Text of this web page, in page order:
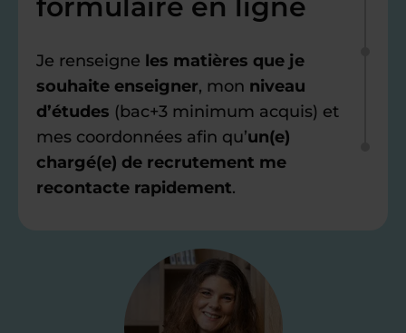
formulaire en ligne
Je renseigne les matières que je
souhaite enseigner, mon niveau
d’études (bac+3 minimum acquis) et
mes coordonnées afin qu’un(e)
chargé(e) de recrutement me
recontacte rapidement.
Je valide ma